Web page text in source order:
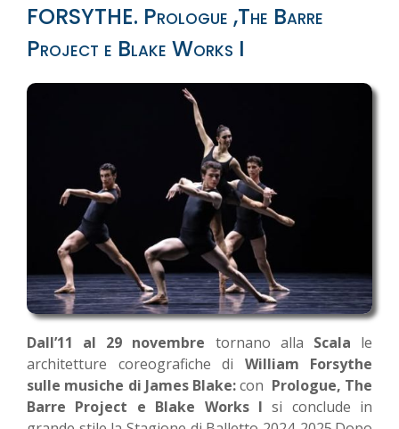
FORSYTHE. Prologue ,The Barre
Project e Blake Works I
Dall’11 al 29 novembre tornano alla Scala le
architetture coreografiche di William Forsythe
sulle musiche di James Blake:con Prologue, The
Barre Project e Blake Works I si conclude in